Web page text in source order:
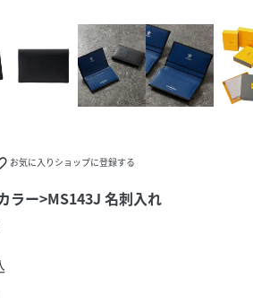
お気に入りショップに登録する
ラー>MS143J 名刺入れ